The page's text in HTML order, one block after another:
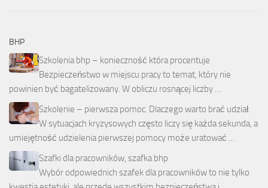
BHP
Szkolenia bhp – konieczność która procentuje
Bezpieczeństwo w miejscu pracy to temat, który nie
powinien być bagatelizowany. W obliczu rosnącej liczby …
Szkolenie – pierwsza pomoc. Dlaczego warto brać udział.
W sytuacjach kryzysowych często liczy się każda sekunda, a
umiejętność udzielenia pierwszej pomocy może uratować …
Szafki dla pracowników, szafka bhp
Wybór odpowiednich szafek dla pracowników to nie tylko